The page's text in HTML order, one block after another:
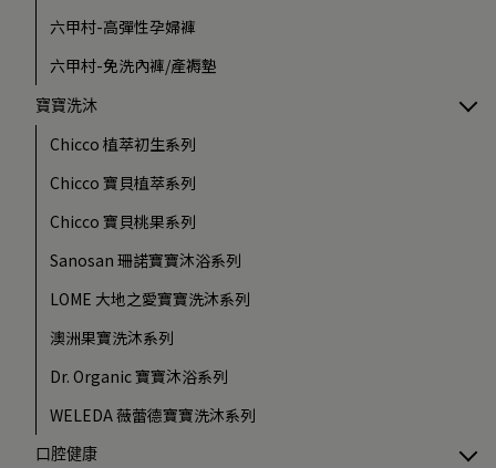
六甲村-高彈性孕婦褲
六甲村-免洗內褲/產褥墊
寶寶洗沐
Chicco 植萃初生系列
Chicco 寶貝植萃系列
Chicco 寶貝桃果系列
Sanosan 珊諾寶寶沐浴系列
LOME 大地之愛寶寶洗沐系列
澳洲果寶洗沐系列
Dr. Organic 寶寶沐浴系列
WELEDA 薇蕾德寶寶洗沐系列
口腔健康